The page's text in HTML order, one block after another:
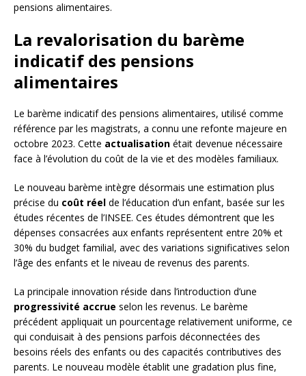
pensions alimentaires.
La revalorisation du barème
indicatif des pensions
alimentaires
Le barème indicatif des pensions alimentaires, utilisé comme
référence par les magistrats, a connu une refonte majeure en
octobre 2023. Cette actualisation était devenue nécessaire
face à l’évolution du coût de la vie et des modèles familiaux.
Le nouveau barème intègre désormais une estimation plus
précise du coût réel de l’éducation d’un enfant, basée sur les
études récentes de l’INSEE. Ces études démontrent que les
dépenses consacrées aux enfants représentent entre 20% et
30% du budget familial, avec des variations significatives selon
l’âge des enfants et le niveau de revenus des parents.
La principale innovation réside dans l’introduction d’une
progressivité accrue selon les revenus. Le barème
précédent appliquait un pourcentage relativement uniforme, ce
qui conduisait à des pensions parfois déconnectées des
besoins réels des enfants ou des capacités contributives des
parents. Le nouveau modèle établit une gradation plus fine,